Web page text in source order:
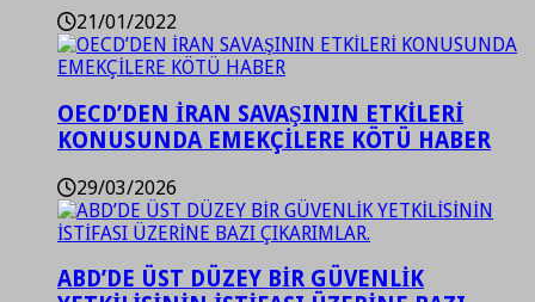
21/01/2022
OECD’DEN İRAN SAVAŞININ ETKİLERİ
KONUSUNDA EMEKÇİLERE KÖTÜ HABER
29/03/2026
ABD’DE ÜST DÜZEY BİR GÜVENLİK